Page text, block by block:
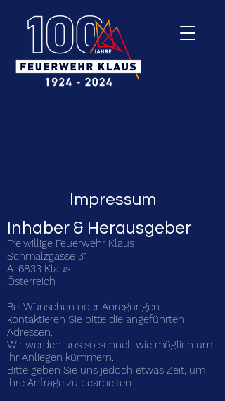
Impressum
Inhaber & Herausgeber
Freiwillige Feuerwehr Klaus
Schmalzgasse 31
A-6833 Klaus
Österreich
Bei Wünschen oder Anregungen
kontaktieren Sie bitte die angeführten
Adressen.
Wir werden uns so schnell wie möglich um
Ihr Anliegen kümmern.
Bitte geben Sie uns jedoch etwas Zeit, um
Ihre Anfrage zu bearbeiten.